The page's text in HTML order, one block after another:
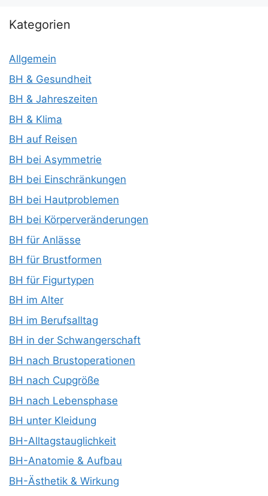
Kategorien
Allgemein
BH & Gesundheit
BH & Jahreszeiten
BH & Klima
BH auf Reisen
BH bei Asymmetrie
BH bei Einschränkungen
BH bei Hautproblemen
BH bei Körperveränderungen
BH für Anlässe
BH für Brustformen
BH für Figurtypen
BH im Alter
BH im Berufsalltag
BH in der Schwangerschaft
BH nach Brustoperationen
BH nach Cupgröße
BH nach Lebensphase
BH unter Kleidung
BH-Alltagstauglichkeit
BH-Anatomie & Aufbau
BH-Ästhetik & Wirkung